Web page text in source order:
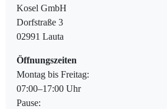
Kosel GmbH
Dorfstraße 3
02991 Lauta
Öffnungszeiten
Montag bis Freitag:
07:00–17:00 Uhr
Pause: